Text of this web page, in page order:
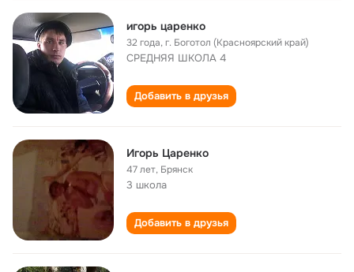
игорь царенко
32 года,г. Боготол (Красноярский край)
СРЕДНЯЯ ШКОЛА 4
Добавить в друзья
Игорь Царенко
47 лет, Брянск
3 школа
Добавить в друзья